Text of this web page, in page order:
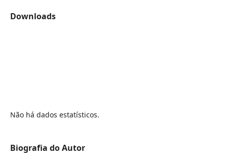
Downloads
Não há dados estatísticos.
Biografia do Autor